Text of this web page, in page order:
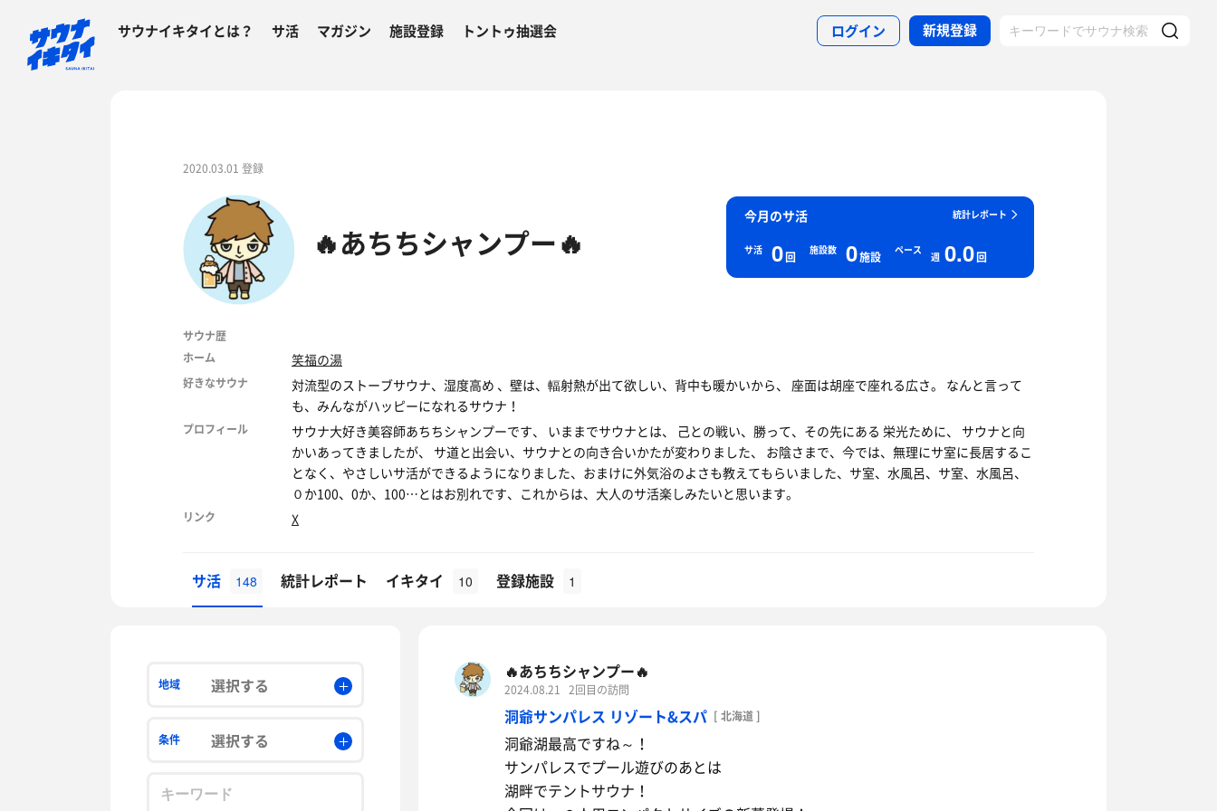
サウナイキタイとは？ サ活 マガジン 施設登録 トントゥ抽選会 ログイン 新規登録
2020.03.01 登録
🔥あちちシャンプー🔥
統計レポート
今月のサ活
サ活 0回 施設数 0施設 ペース
週 0.0回
サウナ歴
ホーム
笑福の湯
好きなサウナ
対流型のストーブサウナ、湿度高め 、壁は、輻射熱が出て欲しい、背中も暖かいから、 座面は胡座で座れる広さ。 なんと言って
も、みんながハッピーになれるサウナ！
プロフィール
サウナ大好き美容師あちちシャンプーです、 いままでサウナとは、 己との戦い、勝って、その先にある 栄光ために、 サウナと向
かいあってきましたが、 サ道と出会い、サウナとの向き合いかたが変わりました、 お陰さまで、今では、無理にサ室に長居するこ
となく、やさしいサ活ができるようになりました、おまけに外気浴のよさも教えてもらいました、サ室、水風呂、サ室、水風呂、
０か100、0か、100…とはお別れです、これからは、大人のサ活楽しみたいと思います。
リンク X
サ活 148 統計レポート イキタイ 10 登録施設 1
地域 選択する
条件 選択する
🔥あちちシャンプー🔥
2024.08.21 2回目の訪問
洞爺サンパレス リゾート&スパ [ 北海道 ]
洞爺湖最高ですね～！
サンパレスでプール遊びのあとは
湖畔でテントサウナ！